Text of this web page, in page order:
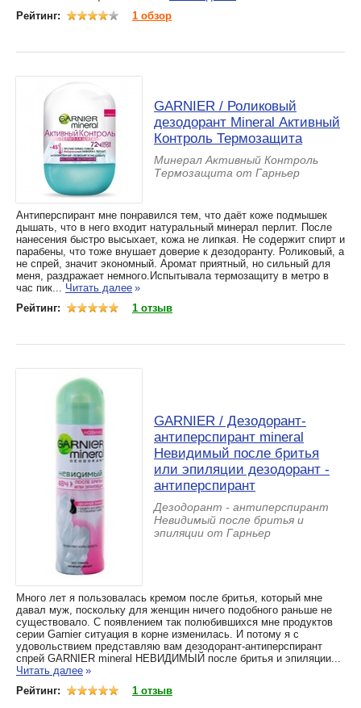
Рейтинг:
1 обзор
GARNIER / Роликовый
дезодорант Mineral Активный
Контроль Термозащита
Минерал Активный Контроль
Термозащита от Гарньер
Антиперспирант мне понравился тем, что даёт коже подмышек
дышать, что в него входит натуральный минерал перлит. После
нанесения быстро высыхает, кожа не липкая. Не содержит спирт и
парабены, что тоже внушает доверие к дезодоранту. Роликовый, а
не спрей, значит экономный. Аромат приятный, но сильный для
меня, раздражает немного.Испытывала термозащиту в метро в
час пик... Читать далее »
Рейтинг:
1 отзыв
GARNIER / Дезодорант-
антиперспирант mineral
Невидимый после бритья
или эпиляции дезодорант -
антиперспирант
Дезодорант - антиперспирант
Невидимый после бритья и
эпиляции от Гарньер
Много лет я пользовалась кремом после бритья, который мне
давал муж, поскольку для женщин ничего подобного раньше не
существовало. С появлением так полюбившихся мне продуктов
серии Garnier ситуация в корне изменилась. И потому я с
удовольствием представляю вам дезодорант-антиперспирант
спрей GARNIER mineral НЕВИДИМЫЙ после бритья и эпиляции...
Читать далее »
Рейтинг:
1 отзыв